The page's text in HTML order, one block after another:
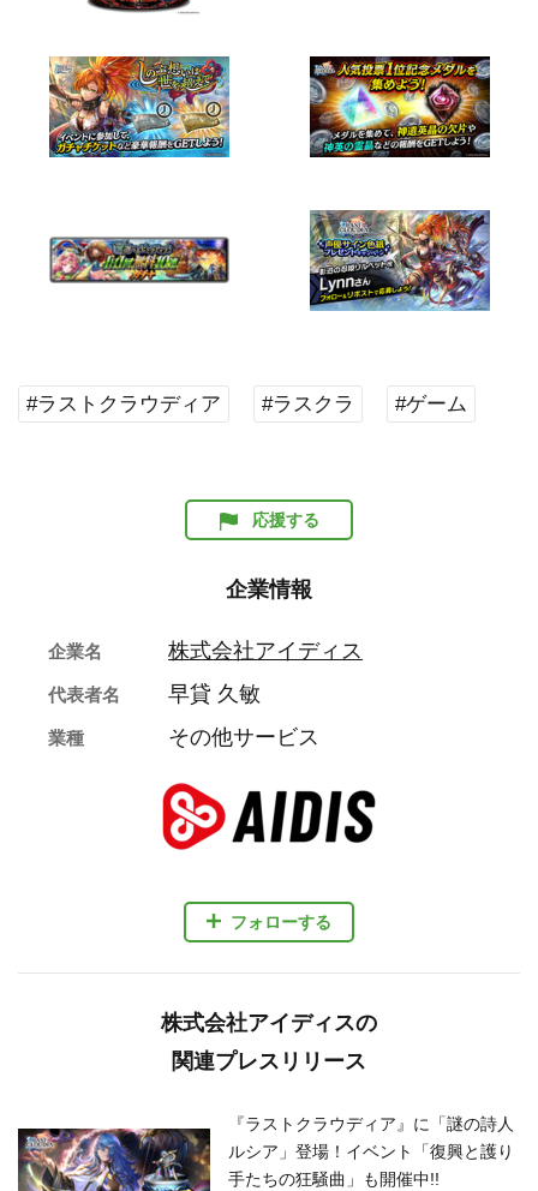
#ラストクラウディア #ラスクラ #ゲーム
応援する
企業情報
フォローする
企業名 株式会社アイディス
代表者名 早貸 久敏
業種 その他サービス
株式会社アイディスの
関連プレスリリース
『ラストクラウディア』に「謎の詩人
ルシア」登場！イベント「復興と護り
手たちの狂騒曲」も開催中!!